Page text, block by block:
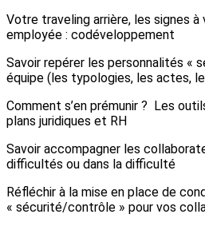
Votre traveling arrière, les signes
employée : codéveloppement
Savoir repérer les personnalités «
équipe (les typologies, les actes,
Comment s’en prémunir ? Les
plans juridiques et RH
Savoir accompagner les
difficultés ou dans la difficulté
Réfléchir à la mise en place de
« sécurité/contrôle » pour vos